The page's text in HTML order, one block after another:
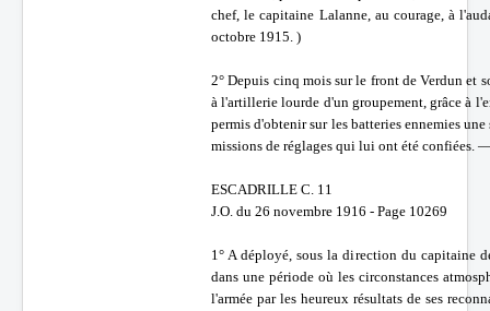
chef, le capitaine Lalanne, au courage, à
octobre 1915. )
2° Depuis cinq mois sur le front de Verdun et
à l'artillerie lourde d'un groupement, grâce à
permis d'obtenir sur les batteries ennemies
missions de réglages qui lui ont été confiées.
ESCADRILLE C. 11
J.O. du 26 novembre 1916 - Page 10269
1° A déployé, sous la direction du capitaine
dans une période où les circonstances
l'armée par les heureux résultats de ses